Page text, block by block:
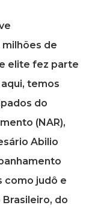
de
elite fez parte
temos
do
(NAR),
Abilio
como judô e
do